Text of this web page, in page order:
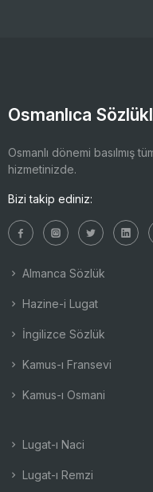
Osmanlıca
Osmanlı dönemi basılmış
hizmetinizde.
Bizi takip ediniz:
Almanca Sözlük
Hazine-i Lugat
İngilizce Sözlük
Kamus-ı Fransevi
Kamus-ı Osmani
Lugat-ı Naci
Lugat-ı Remzi